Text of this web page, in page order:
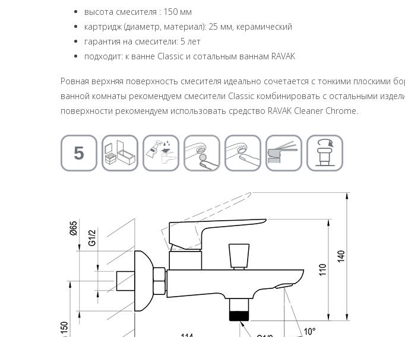
высота смесителя : 150 мм
картридж (диаметр, материал): 25 мм, керамический
гарантия на смесители: 5 лет
подходит: к ванне Classic и сотальным ваннам RAVAK
Ровная верхняя поверхность смесителя идеально сочетается с тонкими
ванной комнаты рекомендуем смесители Classic комбинировать с остальными
поверхности рекомендуем использовать средство RAVAK Cleaner Chrome.